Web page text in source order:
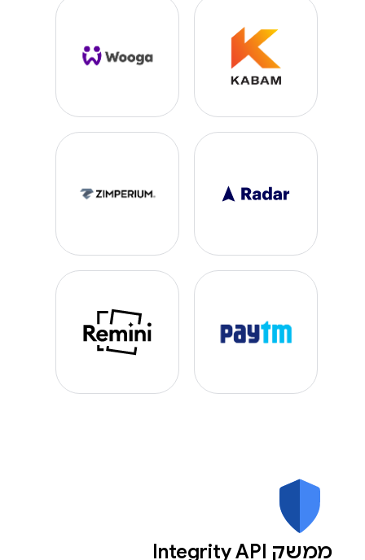
ממשק Integrity API